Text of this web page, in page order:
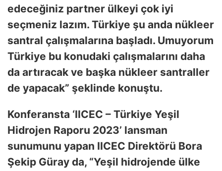
edeceğiniz partner ülkeyi çok iyi
seçmeniz lazım. Türkiye şu anda nükleer
santral çalışmalarına başladı. Umuyorum
Türkiye bu konudaki çalışmalarını daha
da artıracak ve başka nükleer santraller
de yapacak” şeklinde konuştu.
Konferansta ‘IICEC – Türkiye Yeşil
Hidrojen Raporu 2023’ lansman
sunumunu yapan IICEC Direktörü Bora
Şekip Güray da, “Yeşil hidrojende ülke